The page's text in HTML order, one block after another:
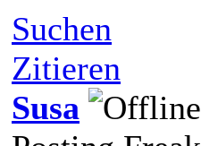
Suchen
Zitieren
Susa